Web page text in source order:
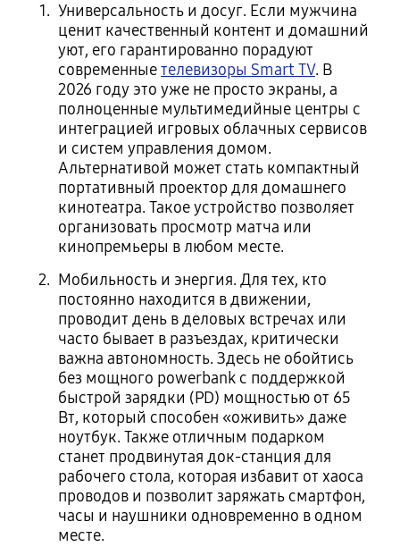
Универсальность и досуг. Если мужчина
ценит качественный контент и домашний
уют, его гарантированно порадуют
современныетелевизоры Smart TV. В
2026 году это уже не просто экраны, а
полноценные мультимедийные центры с
интеграцией игровых облачных сервисов
и систем управления домом.
Альтернативой может стать компактный
портативный проектор для домашнего
кинотеатра. Такое устройство позволяет
организовать просмотр матча или
кинопремьеры в любом месте.
Мобильность и энергия. Для тех, кто
постоянно находится в движении,
проводит день в деловых встречах или
часто бывает в разъездах, критически
важна автономность. Здесь не обойтись
без мощного powerbank с поддержкой
быстрой зарядки (PD) мощностью от 65
Вт, который способен «оживить» даже
ноутбук. Также отличным подарком
станет продвинутая док-станция для
рабочего стола, которая избавит от хаоса
проводов и позволит заряжать смартфон,
часы и наушники одновременно в одном
месте.